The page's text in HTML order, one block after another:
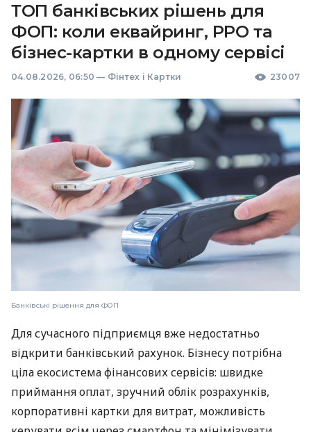
ТОП банківських рішень для
ФОП: коли еквайринг, РРО та
бізнес-картки в одному сервісі
04.08.2026, 06:50 — Фінтех і Картки 23007
Банківські рішення для ФОП
Для сучасного підприємця вже недостатньо
відкрити банківський рахунок. Бізнесу потрібна
ціла екосистема фінансових сервісів: швидке
приймання оплат, зручний облік розрахунків,
корпоративні картки для витрат, можливість